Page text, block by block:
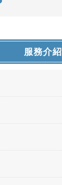
服務介紹